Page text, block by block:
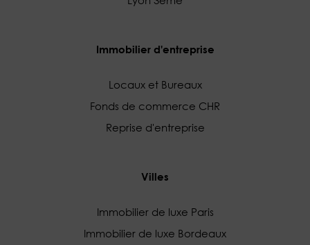
Immobilier d'entreprise
Locaux et Bureaux
Fonds de commerce CHR
Reprise d'entreprise
Villes
Immobilier de luxe Paris
Immobilier de luxe Bordeaux